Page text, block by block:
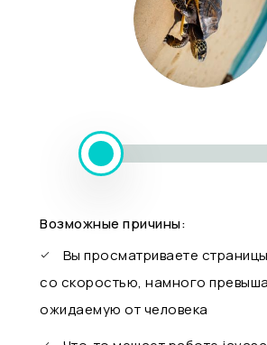
Возможные причины:
Вы просматриваете
со скоростью, намного
ожидаемую от человека